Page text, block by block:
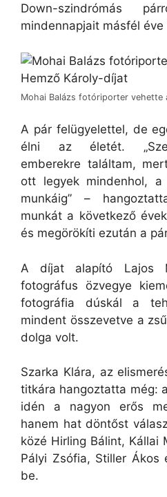
Down-szindrómás
mindennapjait másfél éve
Mohai Balázs fotóriporter vehette
A pár felügyelettel, de
élni az életét.
emberekre találtam,
ott legyek mindenhol,
munkáig” –
munkát a következő
és megörökíti ezután a
A díjat alapító Lajos
fotográfus özvegye
fotográfia dúskál a
mindent összevetve a
dolga volt.
Szarka Klára, az
titkára hangoztatta még:
idén a nagyon erős
hanem hat döntőst
közé Hirling Bálint, Kállai
Pályi Zsófia, Stiller Ákos
be.